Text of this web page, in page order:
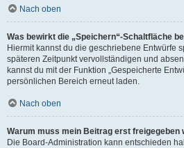
Nach oben
Was bewirkt die „Speichern“-Schaltfläche
Hiermit kannst du die geschriebene Entwürfe
späteren Zeitpunkt vervollständigen und
kannst du mit der Funktion „Gespeicherte
persönlichen Bereich erneut laden.
Nach oben
Warum muss mein Beitrag erst freigegeben
Die Board-Administration kann entschieden